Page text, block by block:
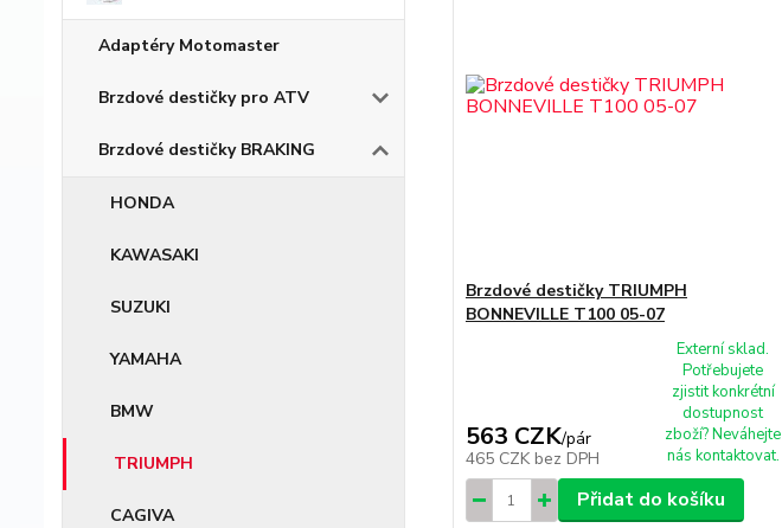
Adaptéry Motomaster
Brzdové destičky pro ATV
Brzdové destičky BRAKING
HONDA
KAWASAKI
SUZUKI
YAMAHA
BMW
TRIUMPH
CAGIVA
Brzdové destičky TRIUMPH
BONNEVILLE T100 05-07
563 CZK/pár
465 CZK bez DPH
Externí sklad.
Potřebujete
zjistit konkrétní
dostupnost
zboží? Neváhejte
nás kontaktovat.
Přidat do košíku